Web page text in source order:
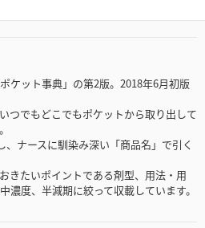
ケット事典」の第2版。2018年6月初版
つでもどこでもポケットから取り出して
ナースに馴染み深い「商品名」で引く
きたいポイントである剤型、用法・用
濃度、半減期に絞って収載しています。